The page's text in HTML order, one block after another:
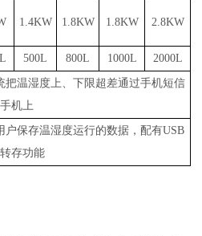
1.4KW 1.8KW 1.8KW 2.8KW
500L 800L 1000L 2000L
把温湿度上、下限超差通过手机短信
机上
户保存温湿度运行的数据，配有USB
存功能